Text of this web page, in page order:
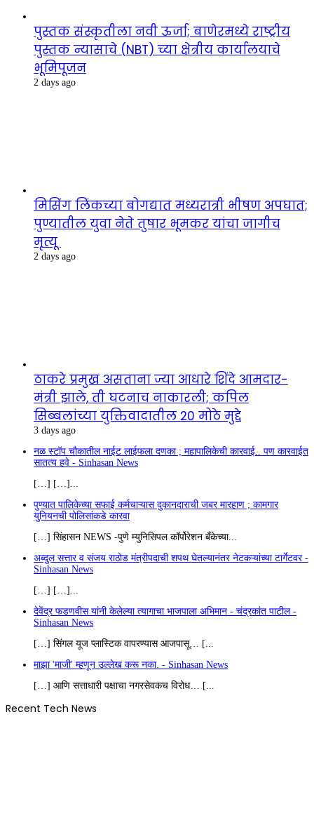
पुस्तक संस्कृतीला नवी ऊर्जा; बाणेरमध्ये राष्ट्रीय
पुस्तक न्यासाचे (NBT) च्या क्षेत्रीय कार्यालयाचे
भूमिपूजन
2 days ago
मिसिंग लिंकच्या बोगद्यात मध्यरात्री भीषण अपघात;
पुण्यातील युवा नेते तुषार भूमकर यांचा जागीच
मृत्यू
2 days ago
ठाकरे प्रमुख असताना ज्या आधारे शिंदे आमदार-
मंत्री झाले, ती घटनाच नाकारली; कपिल
सिब्बलांच्या युक्तिवादातील 20 मोठे मुद्दे
3 days ago
नळ स्टॉप चौकातील नाईट लाईफला दणका ; महापालिकेची कारवाई.. पण कारवाईत
सातत्य हवे - Sinhasan News
[…] […]...
पुण्यात पालिकेच्या सफाई कर्मचाऱ्यास दुकानदाराची जबर मारहाण ; कामगार
युनियनची पोलिसांकडे कारवा
[…] सिंहासन NEWS -पुणे म्युनिसिपल कॉर्पोरेशन बँकेच्या...
अब्दुल सत्तार व संजय राठोड मंत्रीपदाची शपथ घेतल्यानंतर नेटकऱ्यांच्या टार्गेटवर -
Sinhasan News
[…] […]...
देवेंद्र फडणवीस यांनी केलेल्या त्यागाचा भाजपाला अभिमान - चंद्रकांत पाटील -
Sinhasan News
[…] सिंगल यूज प्लास्टिक वापरण्यास आजपासू… [...
माझा 'माजी' म्हणून उल्लेख करू नका. - Sinhasan News
[…] आणि सत्ताधारी पक्षाचा नगरसेवकच विरोध… [...
Recent Tech News